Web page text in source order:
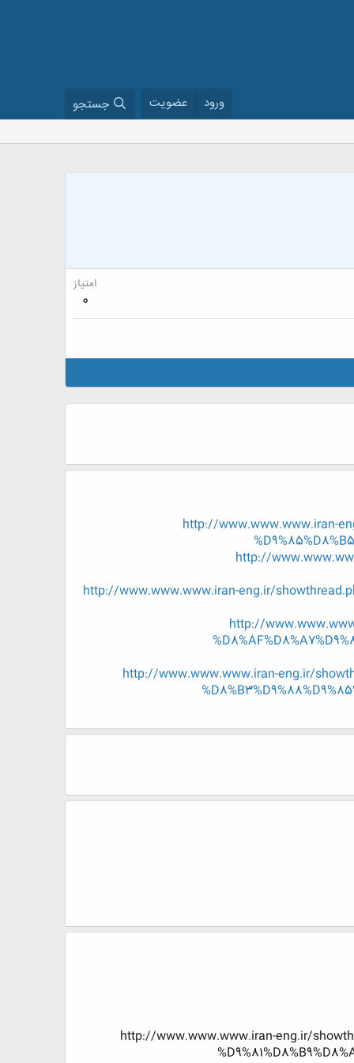
ورود عضویت جستجو
امتیاز
0
http://www.www.www.iran-
http://
http://www.www.www.iran-eng.ir/
http://
http://www.www.www.iran-eng.ir/
http://www.www.www.iran-eng.ir/